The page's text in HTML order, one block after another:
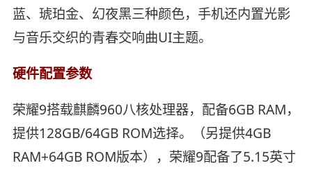
蓝、琥珀金、幻夜黑三种颜色，手机还内置光影
与音乐交织的青春交响曲UI主题。
硬件配置参数
荣耀9搭载麒麟960八核处理器，配备6GB RAM，
提供128GB/64GB ROM选择。（另提供4GB
RAM+64GB ROM版本），荣耀9配备了5.15英寸